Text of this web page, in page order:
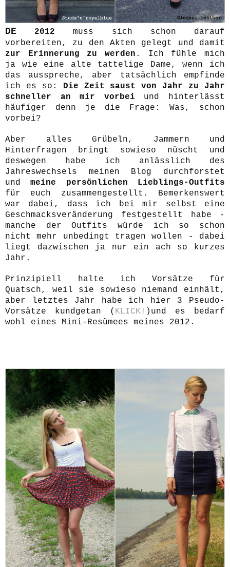
DE 2012 muss sich schon darauf
vorbereiten, zu den Akten gelegt und damit
zur Erinnerung zu werden . Ich fühle mich
ja wie eine alte tattelige Dame, wenn ich
das ausspreche, aber tatsächlich empfinde
ich es so: Die Zeit saust von Jahr zu Jahr
schneller an mir vorbei und hinterlässt
häufiger denn je die Frage: Was, schon
vorbei?
Aber alles Grübeln, Jammern und
Hinterfragen bringt sowieso nüscht und
deswegen habe ich anlässlich des
Jahreswechsels meinen Blog durchforstet
undmeine persönlichen Lieblings-Outfits
für euch zusammengestellt. Bemerkenswert
war dabei, dass ich bei mir selbst eine
Geschmacksveränderung festgestellt habe -
manche der Outfits würde ich so schon
nicht mehr unbedingt tragen wollen - dabei
liegt dazwischen ja nur ein ach so kurzes
Jahr.
Prinzipiell halte ich Vorsätze für
Quatsch, weil sie sowieso niemand einhält,
aber letztes Jahr habe ich hier 3 Pseudo-
Vorsätze kundgetan ( KLICK! )und es bedarf
wohl eines Mini-Resümees meines 2012.